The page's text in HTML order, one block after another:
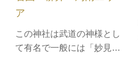
この神社は武道の神様とし
て有名で一般には「妙見
ア